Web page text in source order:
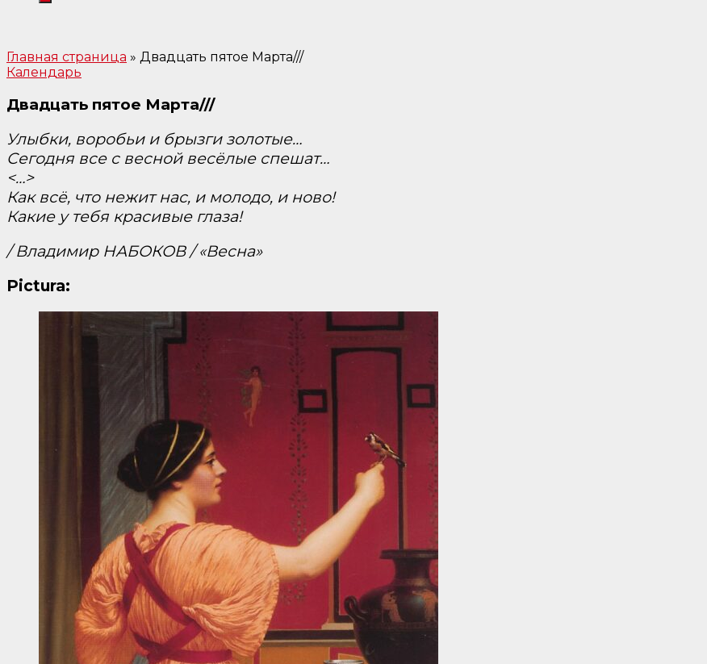
Главная страница » Двадцать пятое Марта///
Календарь
Двадцать пятое Марта///
Улыбки, воробьи и брызги золотые…
Сегодня все с весной весёлые спешат…
<…>
Как всё, что нежит нас, и молодо, и ново!
Какие у тебя красивые глаза!
/ Владимир НАБОКОВ / «Весна»
Pictura: